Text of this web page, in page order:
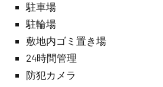
駐車場
駐輪場
敷地内ゴミ置き場
24時間管理
防犯カメラ